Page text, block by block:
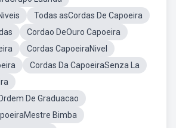
Todas asCordas De Capoeira
Cordao DeOuro Capoeira
Cordas CapoeiraNivel
Cordas Da CapoeiraSenza La
De Graduacao
Bimba